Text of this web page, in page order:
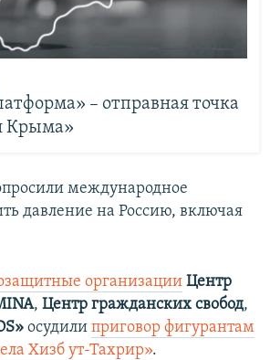
– отправная точка
Крыма»
международное
давление на Россию, включая
организации Центр
, Центр гражданских свобод,
осудили приговор фигурантам
Хизб ут-Тахрир».